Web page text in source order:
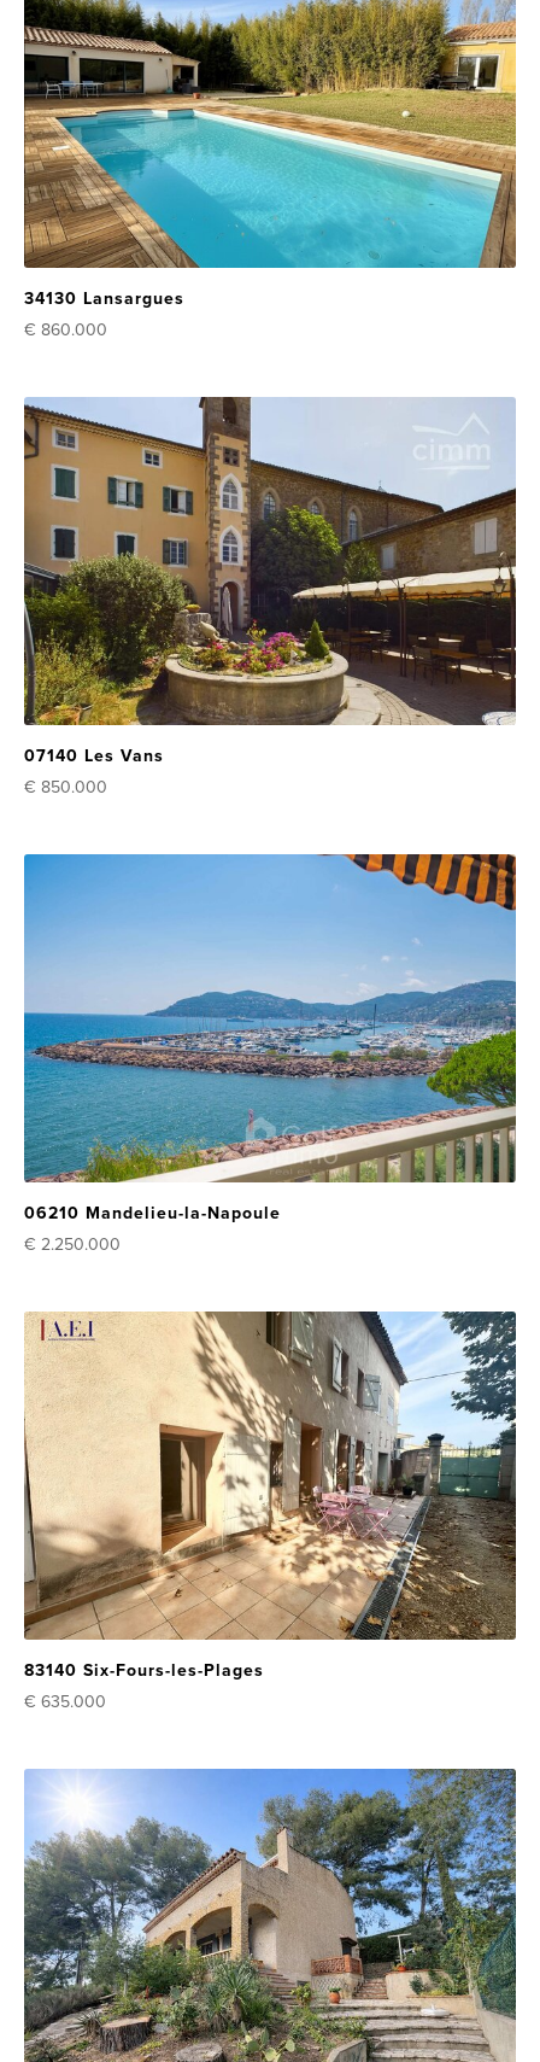
34130 Lansargues
€ 860.000
07140 Les Vans
€ 850.000
06210 Mandelieu-la-Napoule
€ 2.250.000
83140 Six-Fours-les-Plages
€ 635.000